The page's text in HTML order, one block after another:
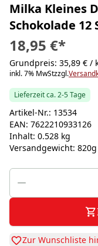
Milka Kleines
Schokolade 12
18,95 €*
Grundpreis: 35,89 € /
inkl. 7% MwStzzgl.
Lieferzeit ca. 2-5 Tage
Artikel-Nr.: 13534
EAN: 7622210933126
Inhalt: 0.528 kg
Versandgewicht: 820g
Zur Wunschliste